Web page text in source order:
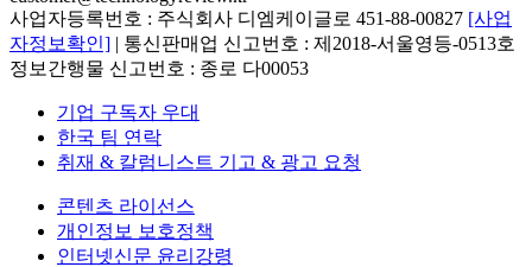
사업자등록번호 : 주식회사 디엠케이글로 451-88-00827 [사업
자정보확인] | 통신판매업 신고번호 : 제2018-서울영등-0513호
정보간행물 신고번호 : 종로 다00053
기업 구독자 우대
한국 팀 연락
취재 & 칼럼니스트 기고 & 광고 요청
콘텐츠 라이선스
개인정보 보호정책
인터넷신문 윤리강령